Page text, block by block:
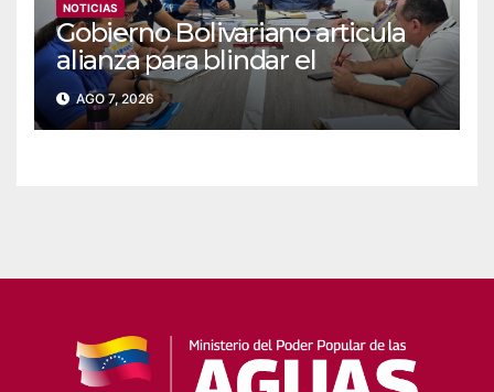
NOTICIAS
Gobierno Bolivariano articula
alianza para blindar el
suministro de agua y
electricidad en Falcón
AGO 7, 2026